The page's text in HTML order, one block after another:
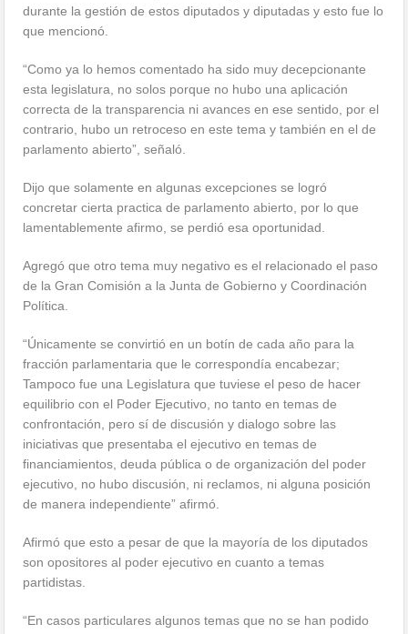
durante la gestión de estos diputados y diputadas y esto fue lo
que mencionó.
“Como ya lo hemos comentado ha sido muy decepcionante
esta legislatura, no solos porque no hubo una aplicación
correcta de la transparencia ni avances en ese sentido, por el
contrario, hubo un retroceso en este tema y también en el de
parlamento abierto”, señaló.
Dijo que solamente en algunas excepciones se logró
concretar cierta practica de parlamento abierto, por lo que
lamentablemente afirmo, se perdió esa oportunidad.
Agregó que otro tema muy negativo es el relacionado el paso
de la Gran Comisión a la Junta de Gobierno y Coordinación
Política.
“Únicamente se convirtió en un botín de cada año para la
fracción parlamentaria que le correspondía encabezar;
Tampoco fue una Legislatura que tuviese el peso de hacer
equilibrio con el Poder Ejecutivo, no tanto en temas de
confrontación, pero sí de discusión y dialogo sobre las
iniciativas que presentaba el ejecutivo en temas de
financiamientos, deuda pública o de organización del poder
ejecutivo, no hubo discusión, ni reclamos, ni alguna posición
de manera independiente” afirmó.
Afirmó que esto a pesar de que la mayoría de los diputados
son opositores al poder ejecutivo en cuanto a temas
partidistas.
“En casos particulares algunos temas que no se han podido